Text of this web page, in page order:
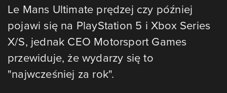
Le Mans Ultimate prędzej czy później
pojawi się na PlayStation 5 i Xbox Series
X/S, jednak CEO Motorsport Games
przewiduje, że wydarzy się to
"najwcześniej za rok".